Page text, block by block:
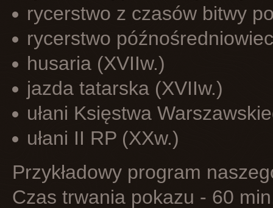
rycerstwo z czasów bitwy
rycerstwo
husaria (XVIIw.)
jazda tatarska (XVIIw.)
ułani Księstwa
ułani II RP (XXw.)
Przykładowy program
Czas trwania pokazu - 60